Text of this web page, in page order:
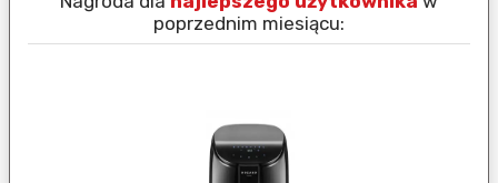
poprzednim miesiącu: